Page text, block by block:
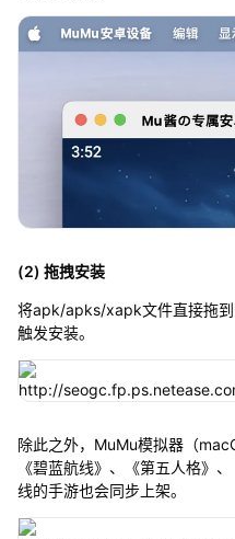
(2) 拖拽安装
将apk/apks/xapk文件直接拖
触发安装。
除此之外，MuMu模拟器（
《碧蓝航线》、《第五人格》
线的手游也会同步上架。